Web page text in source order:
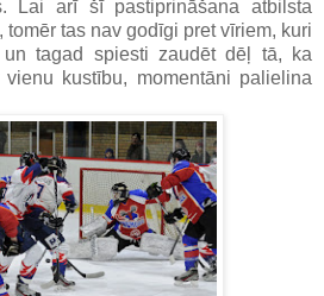
Lai arī šī pastiprināšana atbilsta
tas nav godīgi pret vīriem, kuri
tagad spiesti zaudēt dēļ tā, ka
kustību, momentāni palielina